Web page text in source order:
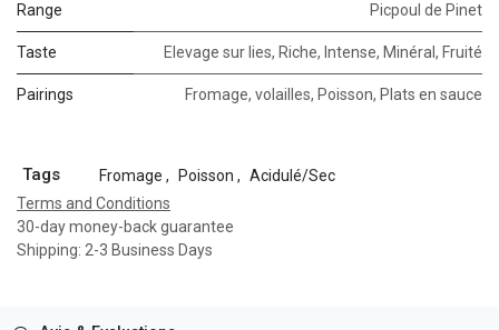
Range Picpoul de Pinet
Taste Elevage sur lies, Riche, Intense, Minéral, Fruité
Pairings Fromage, volailles, Poisson, Plats en sauce
Tags Fromage , Poisson , Acidulé/Sec
Terms and Conditions
30-day money-back guarantee
Shipping: 2-3 Business Days